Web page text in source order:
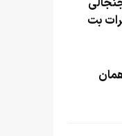
بت